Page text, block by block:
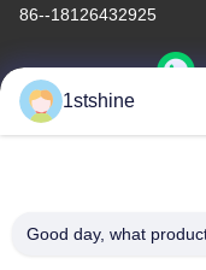
86--18126432925
Качество Китая
СИД Поставщик. ©
1stshine
Good day, what